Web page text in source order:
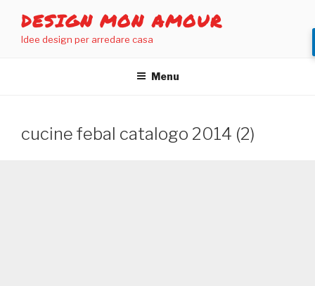
contenuto
DESIGN MON AMOUR
Idee design per arredare casa
Menu
cucine febal catalogo 2014 (2)